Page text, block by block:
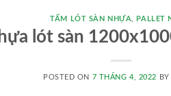
TẤM LÓT SÀN NHỰA PALLET
lót sàn
POSTED ON 7 THÁNG 4, 2022 BY